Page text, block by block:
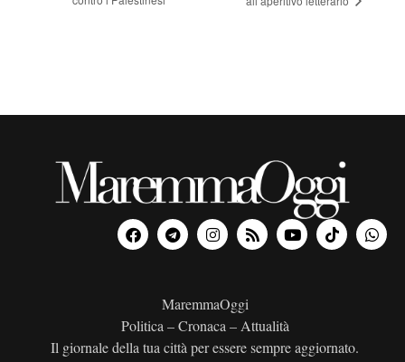
MaremmaOggi
Politica – Cronaca – Attualità
Il giornale della tua città per essere sempre aggiornato.